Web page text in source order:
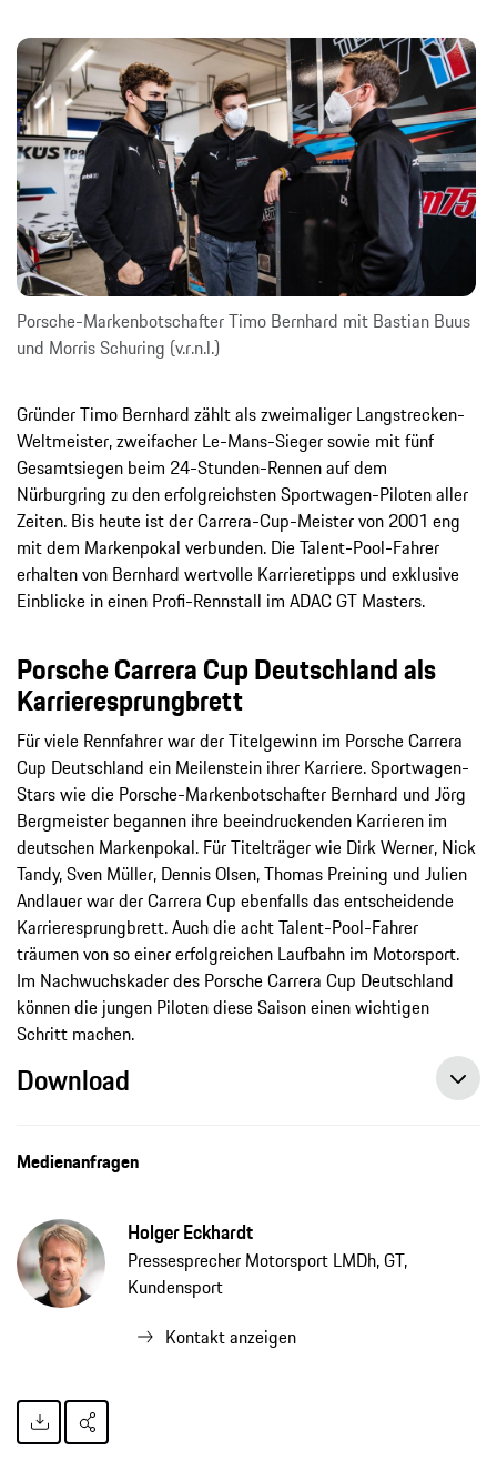
Porsche-Markenbotschafter Timo Bernhard mit Bastian Buus
und Morris Schuring (v.r.n.l.)
Gründer Timo Bernhard zählt als zweimaliger Langstrecken-
Weltmeister, zweifacher Le-Mans-Sieger sowie mit fünf
Gesamtsiegen beim 24-Stunden-Rennen auf dem
Nürburgring zu den erfolgreichsten Sportwagen-Piloten aller
Zeiten. Bis heute ist der Carrera-Cup-Meister von 2001 eng
mit dem Markenpokal verbunden. Die Talent-Pool-Fahrer
erhalten von Bernhard wertvolle Karrieretipps und exklusive
Einblicke in einen Profi-Rennstall im ADAC GT Masters.
Porsche Carrera Cup Deutschland als
Karrieresprungbrett
Für viele Rennfahrer war der Titelgewinn im Porsche Carrera
Cup Deutschland ein Meilenstein ihrer Karriere. Sportwagen-
Stars wie die Porsche-Markenbotschafter Bernhard und Jörg
Bergmeister begannen ihre beeindruckenden Karrieren im
deutschen Markenpokal. Für Titelträger wie Dirk Werner, Nick
Tandy, Sven Müller, Dennis Olsen, Thomas Preining und Julien
Andlauer war der Carrera Cup ebenfalls das entscheidende
Karrieresprungbrett. Auch die acht Talent-Pool-Fahrer
träumen von so einer erfolgreichen Laufbahn im Motorsport.
Im Nachwuchskader des Porsche Carrera Cup Deutschland
können die jungen Piloten diese Saison einen wichtigen
Schritt machen.
Download
Medienanfragen
Holger Eckhardt
Pressesprecher Motorsport LMDh, GT,
Kundensport
Kontakt anzeigen